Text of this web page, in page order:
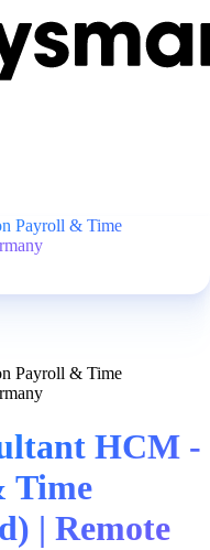
Payroll & Time
Payroll & Time
HCM -
Time
| Remote